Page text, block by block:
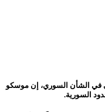
في الشأن السوري، إن موسكو
السورية.